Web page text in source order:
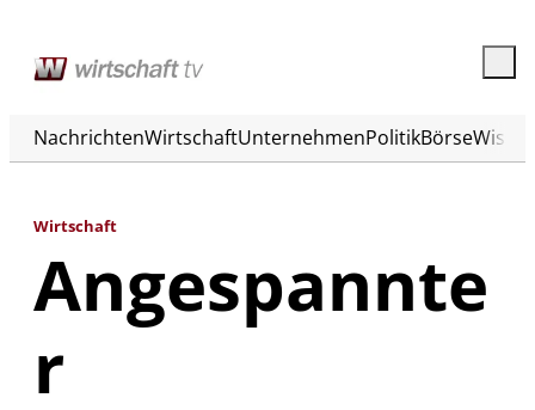
NachrichtenWirtschaftUnternehmenPolitikBörse
Wirtschaft
Angespannte
r